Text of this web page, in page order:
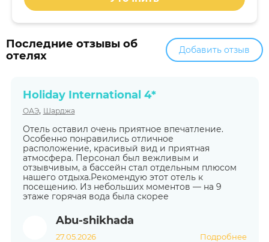
Последние отзывы об
отелях
Добавить отзыв
Holiday International 4*
ОАЭ, Шарджа
Отель оставил очень приятное впечатление.
Особенно понравились отличное
расположение, красивый вид и приятная
атмосфера. Персонал был вежливым и
отзывчивым, а бассейн стал отдельным плюсом
нашего отдыха.Рекомендую этот отель к
посещению. Из небольших моментов — на 9
этаже горячая вода была скорее
Abu-shikhada
27.05.2026 Подробнее